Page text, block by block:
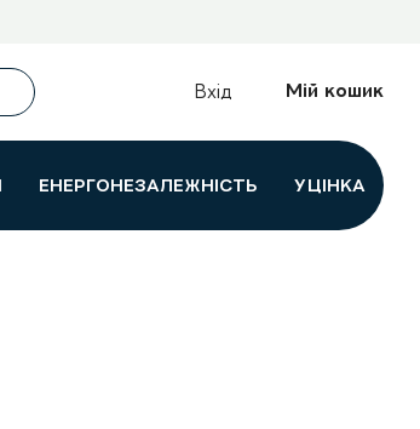
Вхід Мій кошик
ЕНЕРГОНЕЗАЛЕЖНІСТЬ УЦІНКА